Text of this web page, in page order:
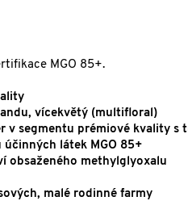
MGO 85+.
vícekvětý (multifloral)
v segmentu prémiové kvality s
látek MGO 85+
obsaženého methylglyoxalu
malé rodinné farmy